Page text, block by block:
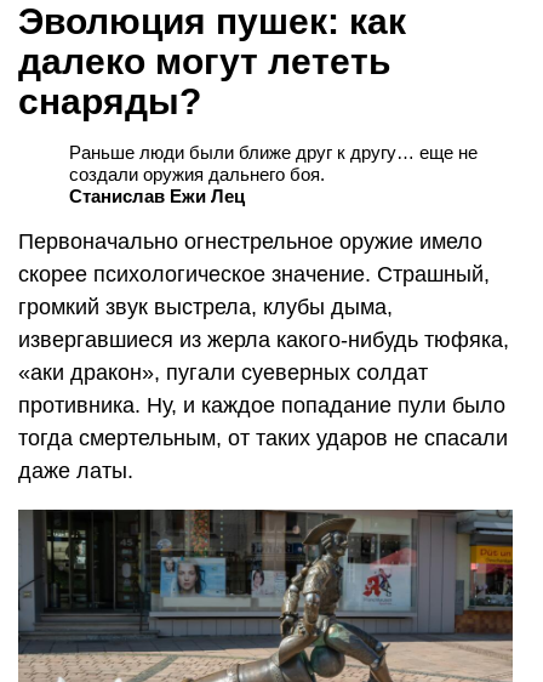
Эволюция пушек: как
далеко могут лететь
снаряды?
Раньше люди были ближе друг к другу… еще не
создали оружия дальнего боя.
Станислав Ежи Лец
Первоначально огнестрельное оружие имело
скорее психологическое значение. Страшный,
громкий звук выстрела, клубы дыма,
извергавшиеся из жерла какого-нибудь тюфяка,
«аки дракон», пугали суеверных солдат
противника. Ну, и каждое попадание пули было
тогда смертельным, от таких ударов не спасали
даже латы.